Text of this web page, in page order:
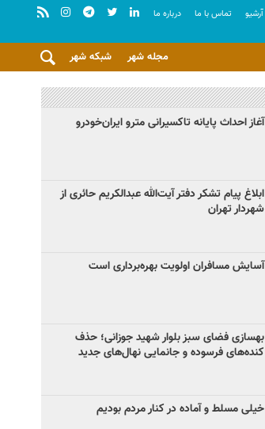
آرشيو تماس با ما درباره ما
شبکه شهر مجله شهر
آغاز احداث پایانه تاکسیرانی مترو ایران‌خودرو
ابلاغ پیام تشکر دفتر آیت‌الله عبدالکریم حائری از
شهردار تهران
آسایش مسافران اولویت بهره‌برداری است
بهسازی فضای سبز بلوار شهید جوزانی؛ حذف
کنده‌های فرسوده و جانمایی نهال‌های جدید
خیلی مسلط و آماده در کنار مردم بودیم